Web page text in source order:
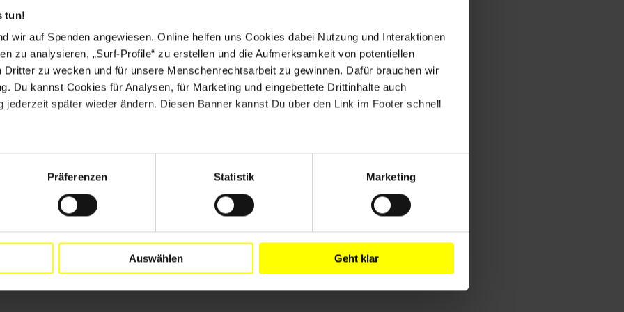
tun!
wir auf Spenden angewiesen. Online helfen uns Cookies dabei Nutzung und Interaktionen
zu analysieren, „Surf-Profile“ zu erstellen und die Aufmerksamkeit von potentiellen
Dritter zu wecken und für unsere Menschenrechtsarbeit zu gewinnen. Dafür brauchen wir
Du kannst Cookies für Analysen, für Marketing und eingebettete Drittinhalte auch
jederzeit später wieder ändern. Diesen Banner kannst Du über den Link im Footer schnell
Präferenzen Statistik Marketing
Auswählen Geht klar
an. Die Familie von Darius Evangelista hat
verlassen.
philippinischen Polizeipräsidenten, in denen Sie eine
der Folter, des Verschwindens und der möglichen
fordern. Drücken Sie Ihre Sorge darüber aus, dass
von Darius Evangelista angeordnet wurde, noch
welche Schritte die Polizei einleiten möchte, um
zeitnah festgenommen werden.
an:
PHILIPPINEN (Anrede: Dear Police Director General
der Republik Philippinen I. E. Frau Maria Cleofe
E-Mail: info@philippine-embassy.de